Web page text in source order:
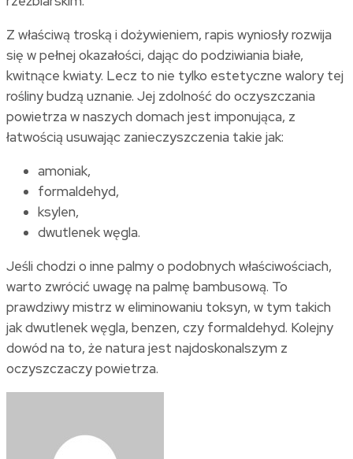
Z właściwą troską i dożywieniem, rapis wyniosły rozwija
się w pełnej okazałości, dając do podziwiania białe,
kwitnące kwiaty. Lecz to nie tylko estetyczne walory tej
rośliny budzą uznanie. Jej zdolność do oczyszczania
powietrza w naszych domach jest imponująca, z
łatwością usuwając zanieczyszczenia takie jak:
amoniak,
formaldehyd,
ksylen,
dwutlenek węgla.
Jeśli chodzi o inne palmy o podobnych właściwościach,
warto zwrócić uwagę na palmę bambusową. To
prawdziwy mistrz w eliminowaniu toksyn, w tym takich
jak dwutlenek węgla, benzen, czy formaldehyd. Kolejny
dowód na to, że natura jest najdoskonalszym z
oczyszczaczy powietrza.